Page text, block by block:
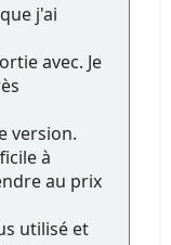
j'ai
avec. Je
version.
à
au prix
utilisé et